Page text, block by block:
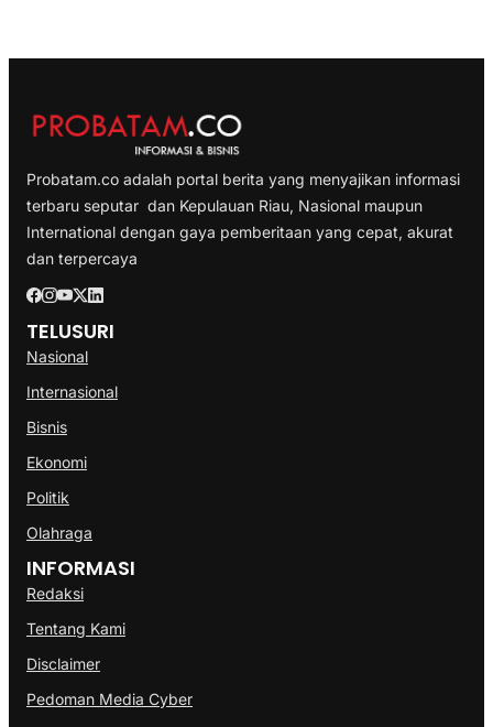
Probatam.co adalah portal berita yang menyajikan informasi
terbaru seputar dan Kepulauan Riau, Nasional maupun
International dengan gaya pemberitaan yang cepat, akurat
dan terpercaya
TELUSURI
Nasional
Internasional
Bisnis
Ekonomi
Politik
Olahraga
INFORMASI
Redaksi
Tentang Kami
Disclaimer
Pedoman Media Cyber